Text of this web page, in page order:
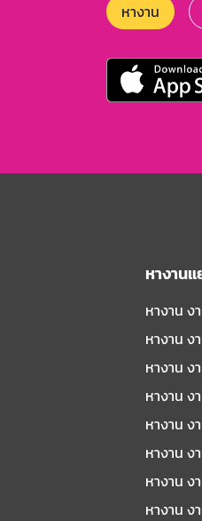
หางาน
หางาน
หางาน
หางาน ง
หางาน ง
หางาน
หางาน
หางาน
หางาน ง
หางาน